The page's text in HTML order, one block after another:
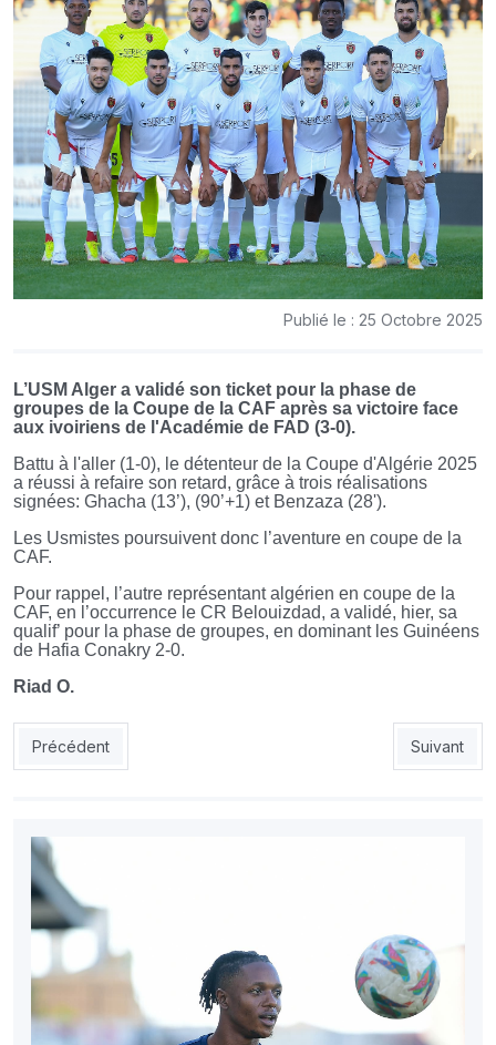
Publié le : 25 Octobre 2025
L’USM Alger a validé son ticket pour la phase de
groupes de la Coupe de la CAF après sa victoire face
aux ivoiriens de l'Académie de FAD (3-0).
Battu à l'aller (1-0), le détenteur de la Coupe d'Algérie 2025
a réussi à refaire son retard, grâce à trois réalisations
signées: Ghacha (13’), (90’+1) et Benzaza (28').
Les Usmistes poursuivent donc l’aventure en coupe de la
CAF.
Pour rappel, l’autre représentant algérien en coupe de la
CAF, en l’occurrence le CR Belouizdad, a validé, hier, sa
qualif’ pour la phase de groupes, en dominant les Guinéens
de Hafia Conakry 2-0.
Riad O.
Article précédent : CRB : Belhocini retrouve le onze
Précédent Article
Suivant